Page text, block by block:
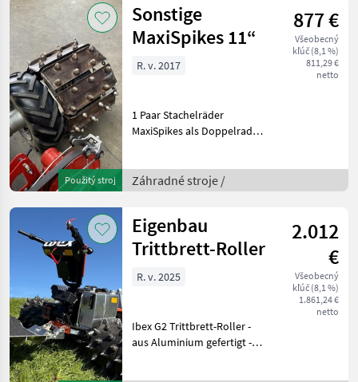
Použitý stroj
Sonstige
MaxiSpikes 11“
877 €
Všeobecný
kľúč (8,1 %)
811,29 €
netto
R. v. 2017
1 Paar Stachelräder
MaxiSpikes als Doppelrad
Euro/Varea/Orbito/Monta
Záhradné stroje Ostatné
Záhradné stroje /
Eigenbau
Trittbrett-Roller
2.012
€
Všeobecný
kľúč (8,1 %)
1.861,24 €
netto
R. v. 2025
Ibex G2 Trittbrett-Roller -
aus Aluminium gefertigt -